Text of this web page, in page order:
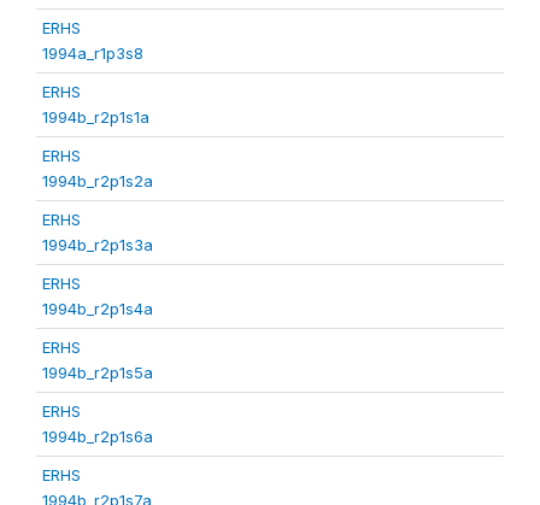
ERHS
1994a_r1p3s8
ERHS
1994b_r2p1s1a
ERHS
1994b_r2p1s2a
ERHS
1994b_r2p1s3a
ERHS
1994b_r2p1s4a
ERHS
1994b_r2p1s5a
ERHS
1994b_r2p1s6a
ERHS
1994b_r2p1s7a